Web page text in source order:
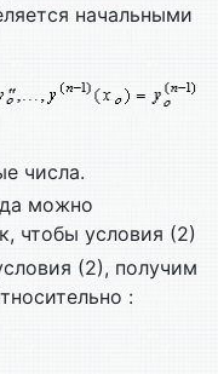
начальными
числа.
можно
чтобы условия (2)
(2), получим
: